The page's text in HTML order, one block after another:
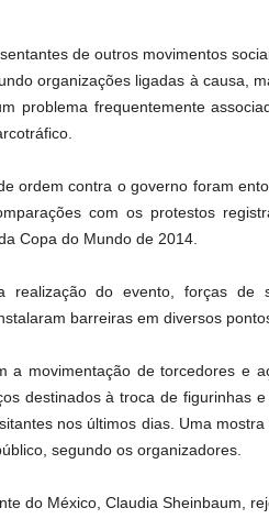
de outros movimentos
organizações ligadas à causa,
problema frequentemente
ordem contra o governo foram
com os protestos
Copa do Mundo de 2014.
realização do evento, forças de
barreiras em diversos
a movimentação de torcedores e
destinados à troca de figurinhas
nos últimos dias. Uma
segundo os organizadores.
do México, Claudia Sheinbaum,